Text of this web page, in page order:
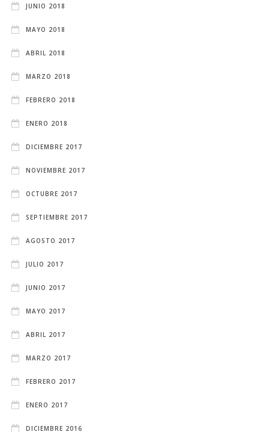
JUNIO 2018
MAYO 2018
ABRIL 2018
MARZO 2018
FEBRERO 2018
ENERO 2018
DICIEMBRE 2017
NOVIEMBRE 2017
OCTUBRE 2017
SEPTIEMBRE 2017
AGOSTO 2017
JULIO 2017
JUNIO 2017
MAYO 2017
ABRIL 2017
MARZO 2017
FEBRERO 2017
ENERO 2017
DICIEMBRE 2016